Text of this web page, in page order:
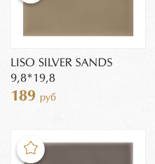
LISO SILVER SANDS
9,8*19,8
189 руб